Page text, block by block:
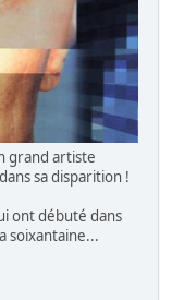
grand artiste
sa disparition !
ont débuté dans
soixantaine...